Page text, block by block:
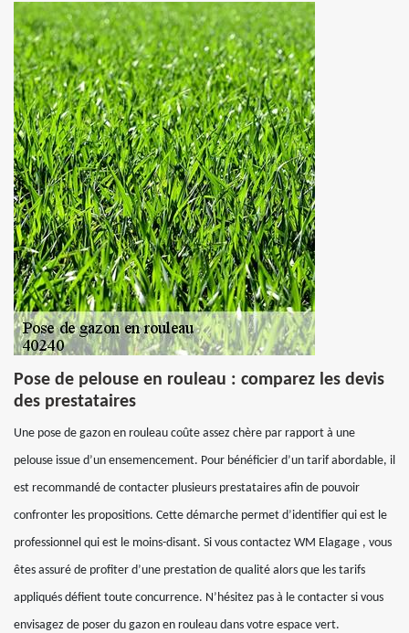
Pose de pelouse en rouleau : comparez les devis
des prestataires
Une pose de gazon en rouleau coûte assez chère par rapport à une
pelouse issue d’un ensemencement. Pour bénéficier d’un tarif abordable, il
est recommandé de contacter plusieurs prestataires afin de pouvoir
confronter les propositions. Cette démarche permet d’identifier qui est le
professionnel qui est le moins-disant. Si vous contactez WM Elagage , vous
êtes assuré de profiter d’une prestation de qualité alors que les tarifs
appliqués défient toute concurrence. N’hésitez pas à le contacter si vous
envisagez de poser du gazon en rouleau dans votre espace vert.